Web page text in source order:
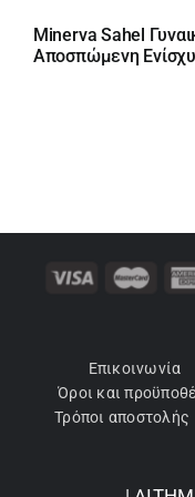
price
was:
τρέχουσα
τιμή
Minerva Sahel
Αποσπώμενη
Επικοινωνία
Όροι και
Τρόποι αποστολής